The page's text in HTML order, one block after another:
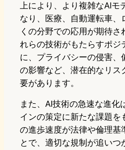
上により、より複雑なAIモ
なり、医療、自動運転車、
くの分野での応用が期待さ
れらの技術がもたらすポジ
に、プライバシーの侵害、
の影響など、潜在的なリス
要があります。
また、AI技術の急速な進化
インの策定に新たな課題を
の進歩速度が法律や倫理基
とで、適切な規制が追いつ